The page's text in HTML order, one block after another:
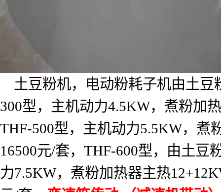
土豆粉机，电动粉耗子机由土
300型，主机动力4.5KW，煮粉加
THF-500型，主机动力5.5KW，煮
16500元/套， THF-600型，由土豆
力7.5KW，煮粉加热器主热